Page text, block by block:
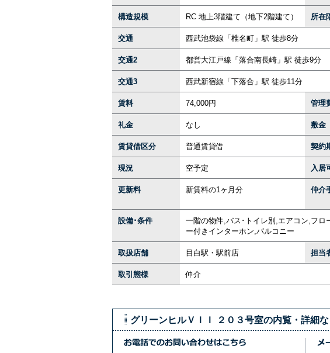
構造規模 RC 地上3階建て（地下2階建て） 所在
交通 西武池袋線「椎名町」駅 徒歩8分
交通2 都営大江戸線「落合南長崎」駅 徒歩9分
交通3 西武新宿線「下落合」駅 徒歩11分
賃料 74,000円 管理
礼金 なし 敷金
賃貸借区分 普通賃貸借 契約
現況 空予定 入居
更新料 新賃料の1ヶ月分 仲介
設備･条件
一階の物件,バス･トイレ別,エアコン,フ
ー付きインターホン,バルコニー
取扱店舗 目白駅・駅前店 担当
取引態様 仲介
グリーンヒルＶＩＩ ２０３号室の内覧・詳細